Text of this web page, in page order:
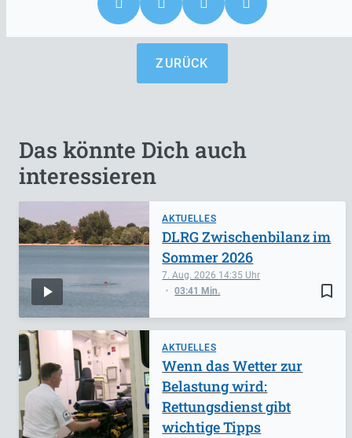
ZURÜCK
Das könnte Dich auch
interessieren
AKTUELLES
bookmark_border
7. Aug. 2026 14:35
03:41 Min.
DLRG Zwischenbilanz im
Sommer 2026
AKTUELLES
Wenn das Wetter zur
Belastung wird:
Rettungsdienst gibt
wichtige Tipps